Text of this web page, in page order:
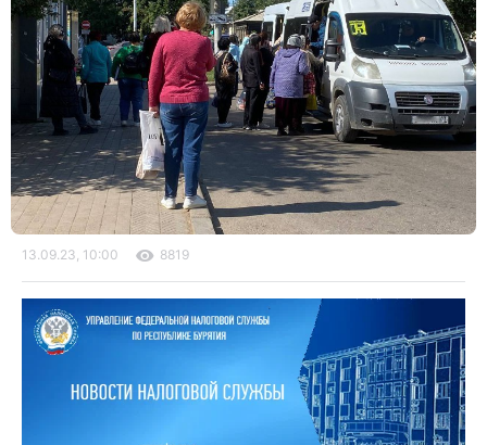
13.09.23, 10:00 8819